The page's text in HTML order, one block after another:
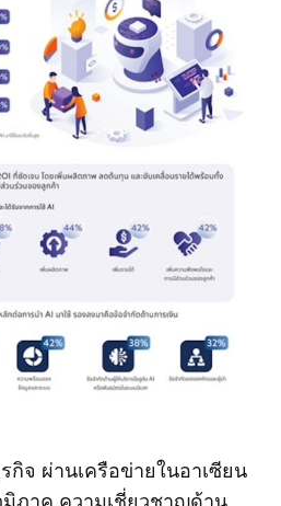
จ ผ่านเครือข่ายในอาเซียน